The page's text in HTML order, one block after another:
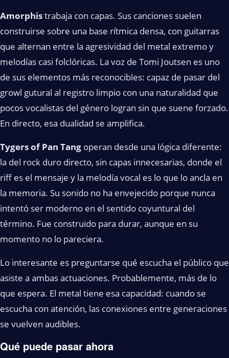
Amorphistrabaja con capas. Sus canciones suelen
construirse sobre una base rítmica densa, con guitarras
que alternan entre la agresividad del metal extremo y
melodías casi folclóricas. La voz de Tomi Joutsen es uno
de sus elementos más reconocibles: capaz de pasar del
growl gutural al registro limpio con una naturalidad que
pocos vocalistas del género logran sin que suene forzado.
En directo, esa dualidad se amplifica.
Tygers of Pan Tang operan desde una lógica diferente:
la del rock duro directo, sin capas innecesarias, donde el
riff es el mensaje y la melodía vocal es lo que lo ancla en
la memoria. Su sonido no ha envejecido porque nunca
intentó ser moderno en el sentido coyuntural del
término. Fue construido para durar, aunque en su
momento no lo pareciera.
Lo interesante es preguntarse qué escucha el público que
asiste a ambas actuaciones. Probablemente, más de lo
que espera. El metal tiene esa capacidad: cuando se
escucha con atención, las conexiones entre generaciones
se vuelven audibles.
Qué puede pasar ahora